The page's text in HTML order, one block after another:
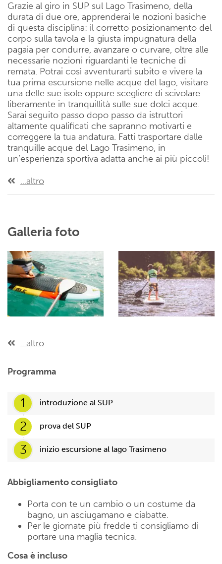
Grazie al giro in SUP sul Lago Trasimeno, della
durata di due ore, apprenderai le nozioni basiche
di questa disciplina: il corretto posizionamento del
corpo sulla tavola e la giusta impugnatura della
pagaia per condurre, avanzare o curvare, oltre alle
necessarie nozioni riguardanti le tecniche di
remata. Potrai così avventurarti subito e vivere la
tua prima escursione nelle acque del lago, visitare
una delle sue isole oppure scegliere di scivolare
liberamente in tranquillità sulle sue dolci acque.
Sarai seguito passo dopo passo da istruttori
altamente qualificati che sapranno motivarti e
correggere la tua andatura. Fatti trasportare dalle
tranquille acque del Lago Trasimeno, in
un’esperienza sportiva adatta anche ai più piccoli!
...altro
Galleria foto
...altro
Programma
1 introduzione al SUP
2 prova del SUP
3 inizio escursione al lago Trasimeno
Abbigliamento consigliato
Porta con te un cambio o un costume da
bagno, un asciugamano e ciabatte.
Per le giornate più fredde ti consigliamo di
portare una maglia tecnica.
Cosa è incluso